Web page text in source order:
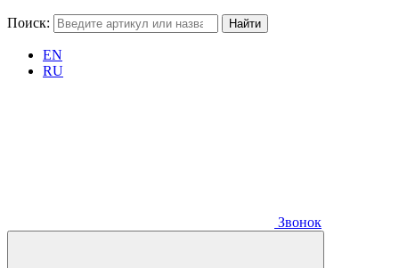
Поиск:
EN
RU
Звонок